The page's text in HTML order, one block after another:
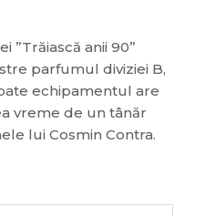
”Trăiască anii 90”
parfumul diviziei B,
echipamentul are
vreme de un tânăr
lui Cosmin Contra.